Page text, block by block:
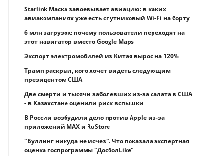
Starlink Маска завоевывает авиацию: в каких
авиакомпаниях уже есть спутниковый Wi-Fi на борту
6 млн загрузок: почему пользователи переходят на
этот навигатор вместо Google Maps
Экспорт электромобилей из Китая вырос на 120%
Трамп раскрыл, кого хочет видеть следующим
президентом США
Две смерти и тысячи заболевших из-за салата в США
- в Казахстане оценили риск вспышки
В России возбудили дело против Apple из-за
приложений MAX и RuStore
"Буллинг никуда не исчез". Что показала экспертная
оценка госпрограммы "ДосболLike"